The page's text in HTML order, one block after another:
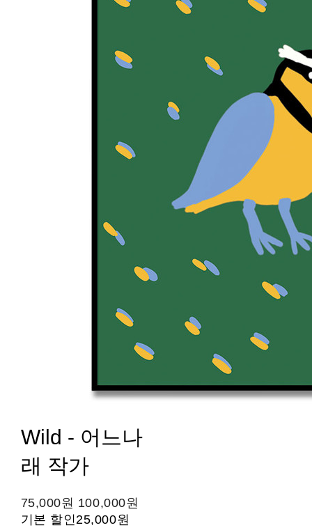
Wild - 어느나
래 작가
75,000원 100,000원
기본 할인25,000원